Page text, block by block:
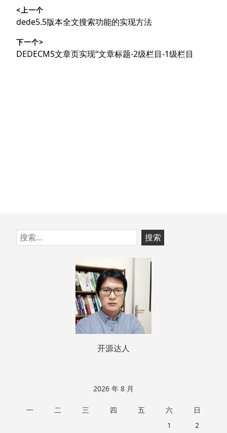
章
导
航
<上一个
上
文
章：
dede5.5版本全文搜索功能的实现方法
下一个>
下
DEDECMS文章页实现“文章标题-2级栏目-1级栏目
跳
至
搜
索：
开源达人
2026 年 8 月
一 二 三 四 五 六
日
1
2